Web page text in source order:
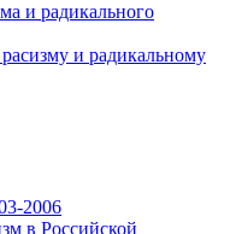
и радикального
и радикальному
2006
в Российской